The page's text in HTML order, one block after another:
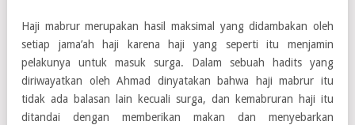
Haji mabrur merupakan hasil maksimal yang didambakan oleh
setiap jama’ah haji karena haji yang seperti itu menjamin
pelakunya untuk masuk surga. Dalam sebuah hadits yang
diriwayatkan oleh Ahmad dinyatakan bahwa haji mabrur itu
tidak ada balasan lain kecuali surga, dan kemabruran haji itu
ditandai dengan memberikan makan dan menyebarkan